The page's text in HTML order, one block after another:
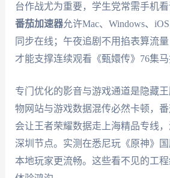
台作战尤为重要，学生党常需手机看
番茄加速器允许Mac、Windows、
同步在线；午夜追剧不用掐表算流
才能支撑连续观看《甄嬛传》76集马
专门优化的影音与游戏通道是隐藏
物网站与游戏数据混传必然卡顿，
会让王者荣耀数据走上海精品专线
深圳节点。实测在悉尼玩《原神》
本地玩家更流畅。这些看不见的工